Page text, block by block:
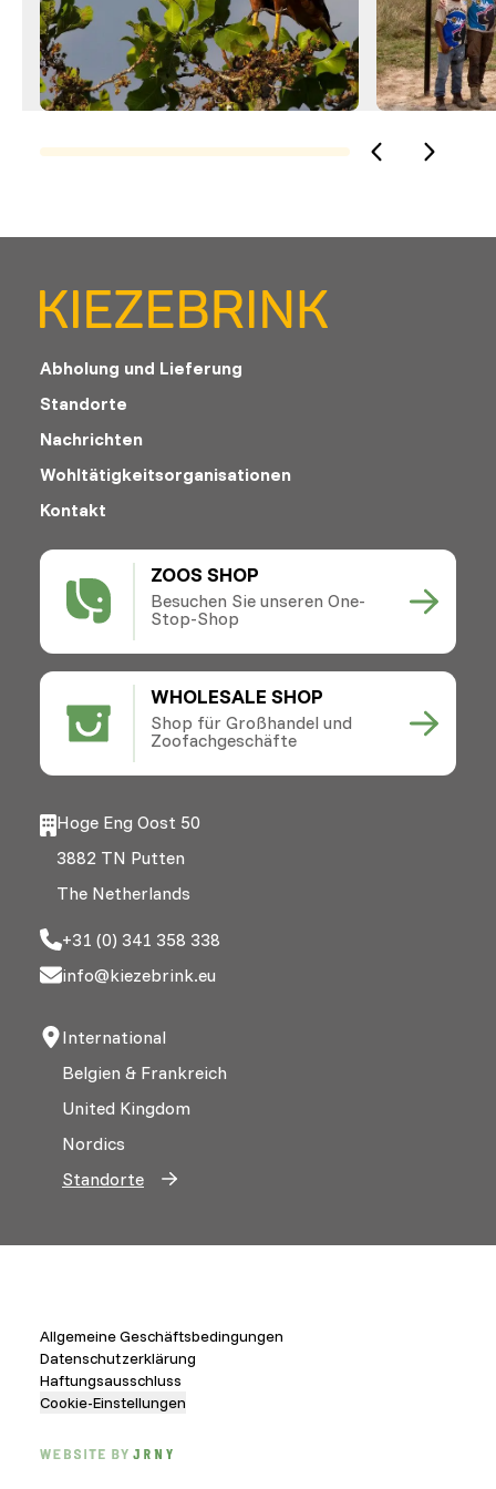
ZOOS SHOP
Besuchen Sie unseren One-
Stop-Shop
WHOLESALE SHOP
Shop für Großhandel und
Zoofachgeschäfte
Abholung und Lieferung
Standorte
Nachrichten
Wohltätigkeitsorganisationen
Kontakt
Hoge Eng Oost 50
3882 TN Putten
The Netherlands
+31 (0) 341 358 338
info@kiezebrink.eu
International
Belgien & Frankreich
United Kingdom
Nordics
Standorte
Allgemeine Geschäftsbedingungen
Datenschutzerklärung
Haftungsausschluss
Cookie-Einstellungen